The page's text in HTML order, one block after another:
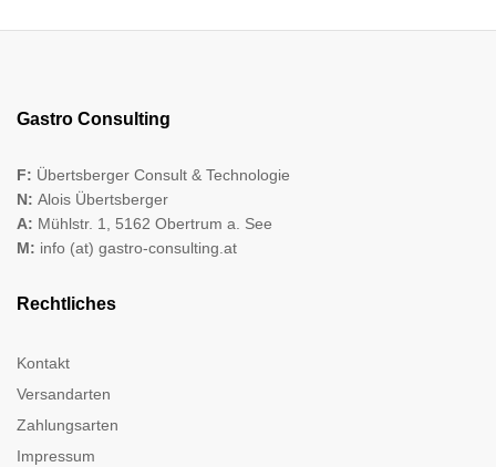
Gastro Consulting
F: Übertsberger Consult & Technologie
N: Alois Übertsberger
A: Mühlstr. 1, 5162 Obertrum a. See
M: info (at) gastro-consulting.at
Rechtliches
Kontakt
Versandarten
Zahlungsarten
Impressum